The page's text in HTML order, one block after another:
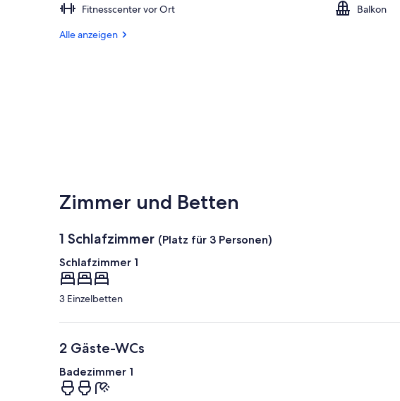
Fitnesscenter vor Ort
Balkon
Alle anzeigen
Zimmer und Betten
1 Schlafzimmer (Platz für 3 Personen)
Schlafzimmer 1
3 Einzelbetten
2 Gäste-WCs
Badezimmer 1